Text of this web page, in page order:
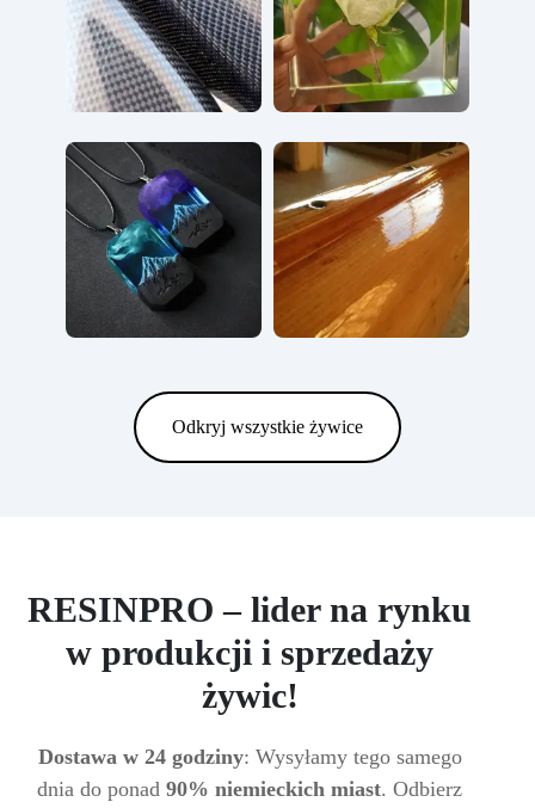
Odkryj wszystkie żywice
RESINPRO – lider na rynku
w produkcji i sprzedaży
żywic!
Dostawa w 24 godziny: Wysyłamy tego samego
dnia do ponad 90% niemieckich miast. Odbierz